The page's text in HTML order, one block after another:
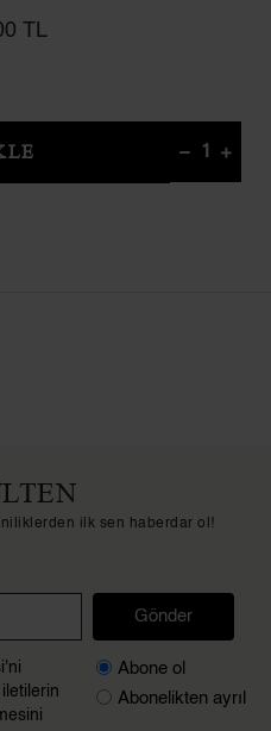
TL
ilk sen haberdar ol!
Gönder
Abone ol
Abonelikten ayrıl